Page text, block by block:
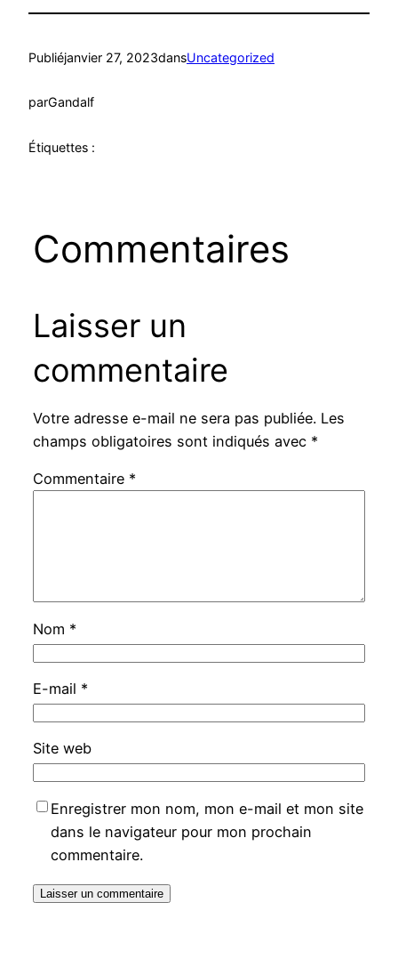
Publiéjanvier 27, 2023dansUncategorized
parGandalf
Étiquettes :
Commentaires
Laisser un
commentaire
Votre adresse e-mail ne sera pas publiée. Les
champs obligatoires sont indiqués avec *
Commentaire *
Nom *
E-mail *
Site web
Enregistrer mon nom, mon e-mail et mon site
dans le navigateur pour mon prochain
commentaire.